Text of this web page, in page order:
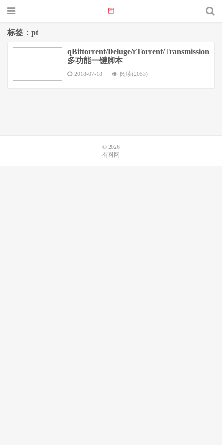
标签：pt
qBittorrent/Deluge/rTorrent/Transmission/
多功能一键脚本
2018-07-18 阅读(2053)
© 2026
有料网